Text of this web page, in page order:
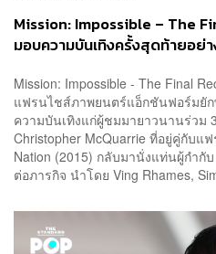
Mission: Impossible – The
มอบความบันเทิงครั้งสุดท้ายอย่
Mission: Impossible - The Final
แฟรนไชส์ภาพยนตร์แอ็กชันฟอร์มยัก
ความบันเทิงแก่ผู้ชมมายาวนานร่วม
Christopher McQuarrie ที่อยู่คู่กับแ
Nation (2015) กลับมานั่งแท่นผู้กำ
ต่อภารกิจ นำโดย Ving Rhames,